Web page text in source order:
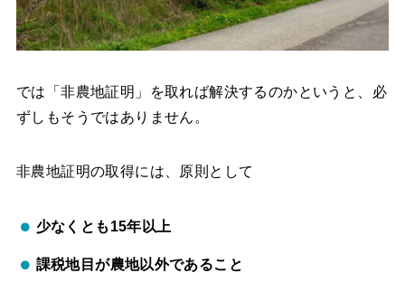
では「非農地証明」を取れば解決するのかというと、必
ずしもそうではありません。
非農地証明の取得には、原則として
少なくとも15年以上
課税地目が農地以外であること